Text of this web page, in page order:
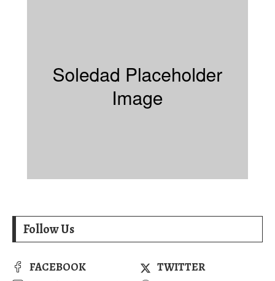
Follow Us
FACEBOOK
TWITTER